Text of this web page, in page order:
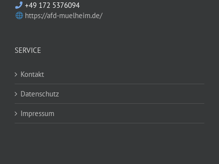
+49 172 5376094
https://afd-muelheim.de/
SERVICE
Kontakt
Datenschutz
Impressum